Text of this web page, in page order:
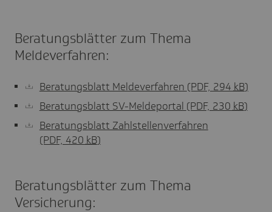
Beratungsblätter zum Thema
Meldeverfahren:
Beratungsblatt Meldeverfahren (PDF, 294 kB)
Beratungsblatt SV-Meldeportal (PDF, 230 kB)
Beratungsblatt Zahlstellenverfahren
(PDF, 420 kB)
Beratungsblätter zum Thema
Versicherung: